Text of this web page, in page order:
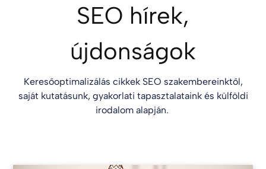
SEO hírek,
újdonságok
Keresőoptimalizálás cikkek SEO szakembereinktől,
saját kutatásunk, gyakorlati tapasztalataink és külföldi
irodalom alapján.